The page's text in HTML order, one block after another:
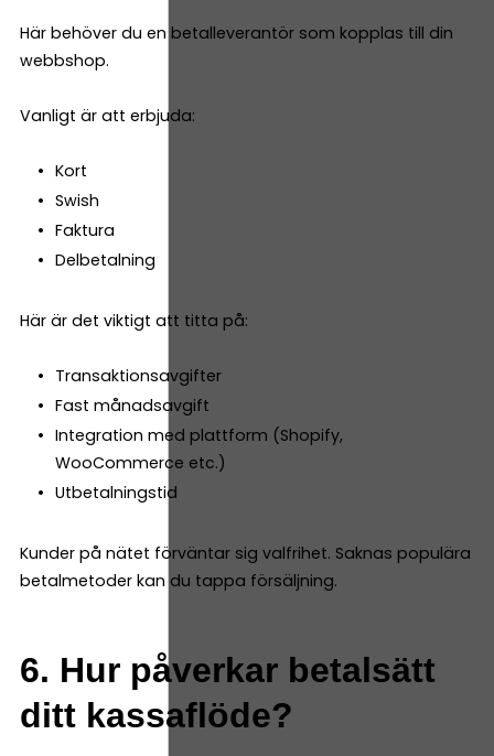
Här behöver du en betalleverantör som kopplas till din
webbshop.
Vanligt är att erbjuda:
Kort
Swish
Faktura
Delbetalning
Här är det viktigt att titta på:
Transaktionsavgifter
Fast månadsavgift
Integration med plattform (Shopify,
WooCommerce etc.)
Utbetalningstid
Kunder på nätet förväntar sig valfrihet. Saknas populära
betalmetoder kan du tappa försäljning.
6. Hur påverkar betalsätt
ditt kassaflöde?